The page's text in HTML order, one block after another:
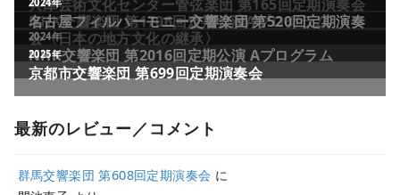
最新のレビュー／コメント
群馬交響楽団 第608回定期演奏会 に